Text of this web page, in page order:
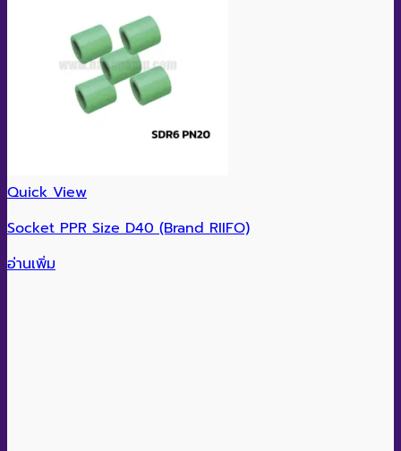
Quick View
Socket PPR Size D40 (Brand RIIFO)
อ่านเพิ่ม